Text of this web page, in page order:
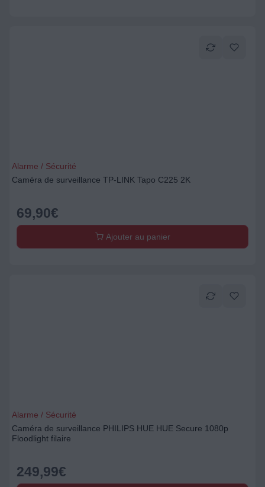
Alarme / Sécurité
Caméra de surveillance TP-LINK Tapo C225 2K
69,90€
Ajouter au panier
Alarme / Sécurité
Caméra de surveillance PHILIPS HUE HUE Secure 1080p
Floodlight filaire
249,99€